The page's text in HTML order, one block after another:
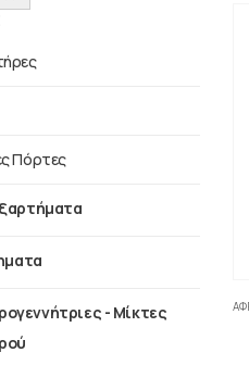
Πόρτες
- Μίκτες